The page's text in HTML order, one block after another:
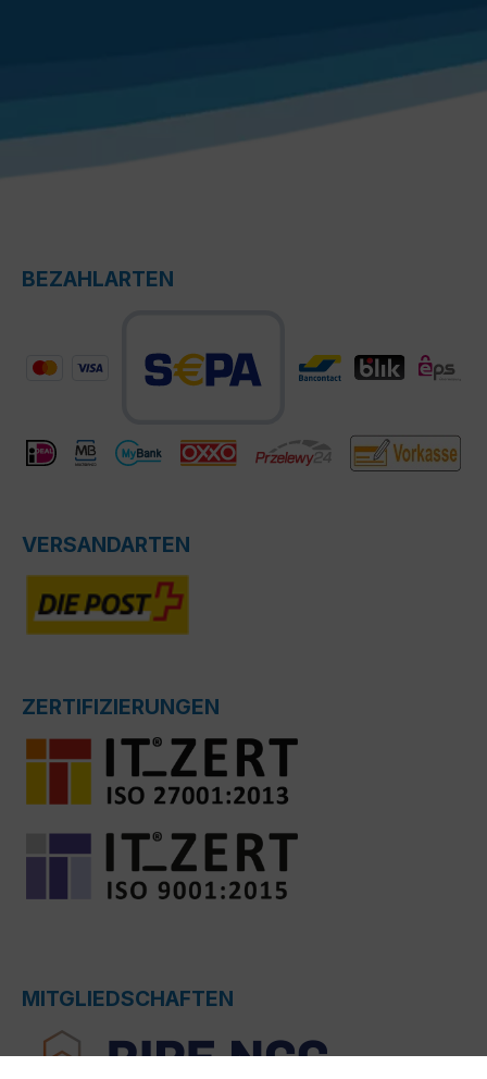
BEZAHLARTEN
VERSANDARTEN
ZERTIFIZIERUNGEN
MITGLIEDSCHAFTEN